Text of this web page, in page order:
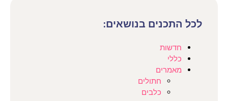
לכל התכנים בנושאים:
חדשות
כללי
מאמרים
חתולים
כלבים